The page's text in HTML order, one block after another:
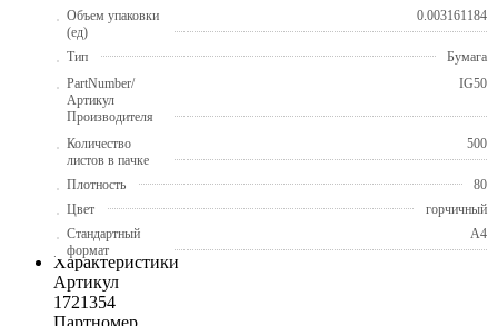
Объем упаковки
(ед)
0.003161184
Тип
Бумага
PartNumber/
Артикул
Производителя
IG50
Количество
листов в пачке
500
Плотность
80
Цвет
горчичный
Стандартный
формат
A4
Характеристики
Артикул
1721354
Партномер